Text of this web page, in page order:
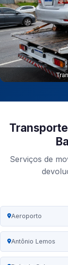
Serviços de
Aeroporto
Antônio Lemos